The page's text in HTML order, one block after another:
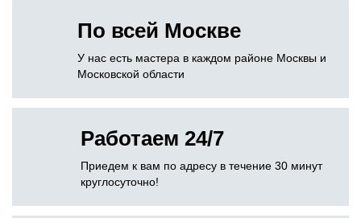
По всей Москве
У нас есть мастера в каждом районе Москвы и
Московской области
Работаем 24/7
Приедем к вам по адресу в течение 30 минут
круглосуточно!